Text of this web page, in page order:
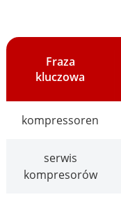
Fraza
kluczowa
kompressoren
serwis
kompresorów